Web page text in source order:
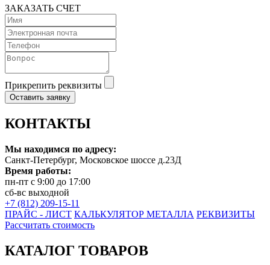
ЗАКАЗАТЬ СЧЕТ
Прикрепить реквизиты
Оставить заявку
КОНТАКТЫ
Мы находимся по адресу:
Санкт-Петербург, Московское шоссе д.23Д
Время работы:
пн-пт с 9:00 до 17:00
сб-вс выходной
+7 (812) 209-15-11
ПРАЙС - ЛИСТ КАЛЬКУЛЯТОР МЕТАЛЛА РЕКВИЗИТЫ
Рассчитать стоимость
КАТАЛОГ ТОВАРОВ